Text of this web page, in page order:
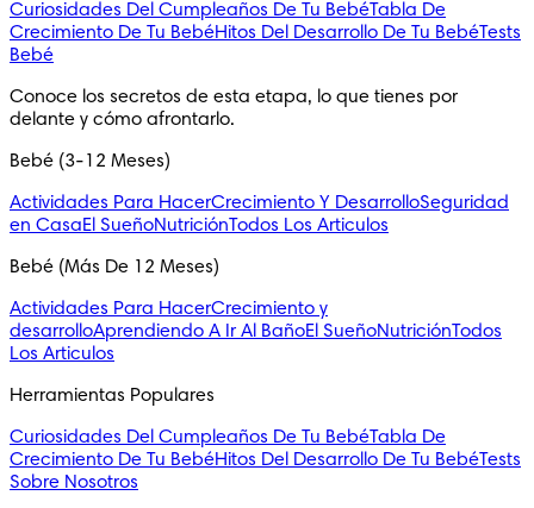
Curiosidades Del Cumpleaños De Tu BebéTabla De
Crecimiento De Tu BebéHitos Del Desarrollo De Tu BebéTests
Bebé
Conoce los secretos de esta etapa, lo que tienes por
delante y cómo afrontarlo.
Bebé (3-12 Meses)
Actividades Para HacerCrecimiento Y DesarrolloSeguridad
en CasaEl SueñoNutriciónTodos Los Articulos
Bebé (Más De 12 Meses)
Actividades Para HacerCrecimiento y
desarrolloAprendiendo A Ir Al BañoEl SueñoNutriciónTodos
Los Articulos
Herramientas Populares
Curiosidades Del Cumpleaños De Tu BebéTabla De
Crecimiento De Tu BebéHitos Del Desarrollo De Tu BebéTests
Sobre Nosotros